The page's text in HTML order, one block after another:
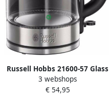
Russell Hobbs 21600-57 Glass
Waterkoker Transparant
3 webshops
€ 54,95